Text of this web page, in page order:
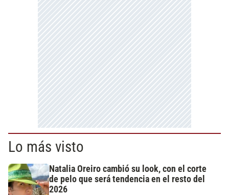
Lo más visto
Natalia Oreiro cambió su look, con el corte
de pelo que será tendencia en el resto del
2026